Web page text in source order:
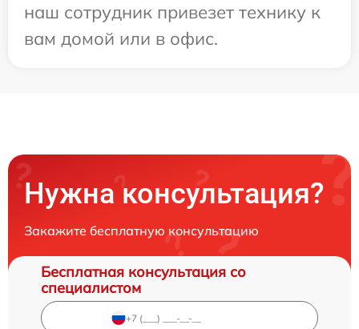
наш сотрудник привезет технику к
вам домой или в офис.
Нужна консультация?
Закажите бесплатную консультацию
Бесплатная консультация со
специалистом